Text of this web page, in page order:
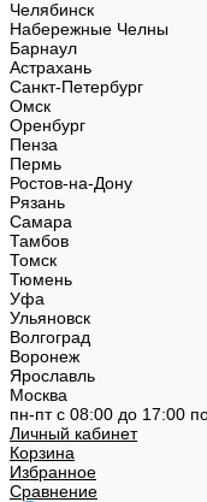
Челябинск
Набережные Челны
Барнаул
Астрахань
Санкт-Петербург
Омск
Оренбург
Пенза
Пермь
Ростов-на-Дону
Рязань
Самара
Тамбов
Томск
Тюмень
Уфа
Ульяновск
Волгоград
Воронеж
Ярославль
Москва
пн-пт с 08:00 до 17:00
Личный кабинет
Корзина
Избранное
Сравнение